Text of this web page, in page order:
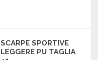
SCARPE SPORTIVE
LEGGERE PU TAGLIA